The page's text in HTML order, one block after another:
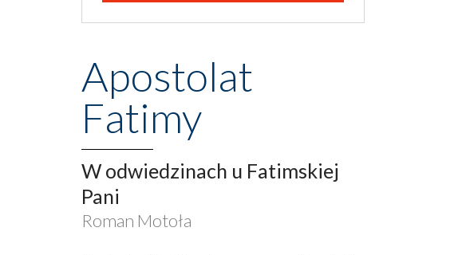
Apostolat
Fatimy
W odwiedzinach u Fatimskiej
Pani
Roman Motoła